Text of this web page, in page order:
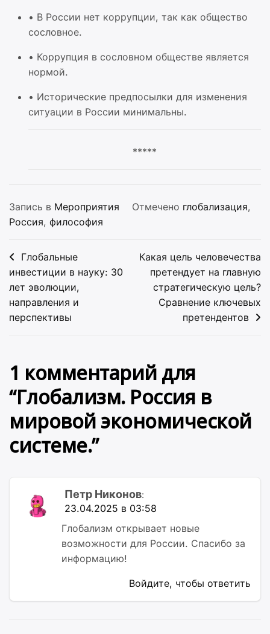
• В России нет коррупции, так как общество
сословное.
• Коррупция в сословном обществе является
нормой.
• Исторические предпосылки для изменения
ситуации в России минимальны.
*****
Запись в Мероприятия Отмечено глобализация,
Россия, философия
Навигация
по
записям
Глобальные
инвестиции в науку: 30
лет эволюции,
направления и
перспективы
Какая цель человечества
претендует на главную
стратегическую цель?
Сравнение ключевых
претендентов
1 комментарий для
“Глобализм. Россия в
мировой экономической
системе.”
Петр Никонов:
23.04.2025 в 03:58
Глобализм открывает новые
возможности для России. Спасибо за
информацию!
Войдите, чтобы ответить